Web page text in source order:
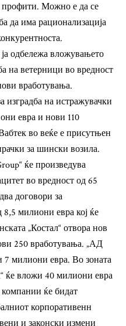
профити. Можно е да се
да има рационализација
одбележа вложувањето
на ветерници во вредност
вработувања.
изградба на истражувачки
евра и нови 110
во веќе е присутњен
за шински возила.
ќе произведува
во вредност од 65
договори за
8,5 милиони евра кој ќе
„Костал“ отвора нов
250 вработувања. „АД
милиони евра. Во зоната
ќе вложи 40 милиони евра
ќе бидат
корпоративенн